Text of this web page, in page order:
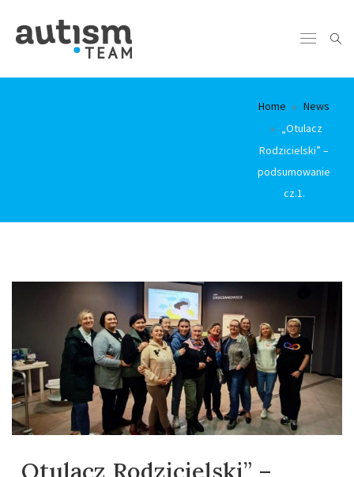
Home
News
„Otulacz
Rodzicielski” –
podsumowanie
cz.1.
„Otulacz Rodzicielski” –